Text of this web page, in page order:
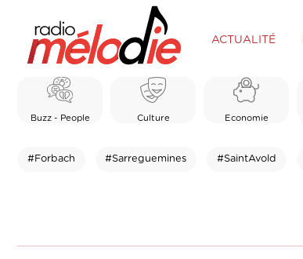
ACTUALITÉ
Buzz - People Culture Economie
#Forbach #Sarreguemines #SaintAvold